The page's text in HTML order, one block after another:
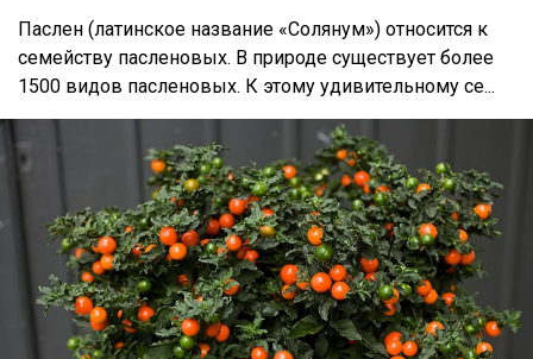
Паслен (латинское название «Солянум») относится к
семейству пасленовых. В природе существует более
1500 видов пасленовых. К этому удивительному се...